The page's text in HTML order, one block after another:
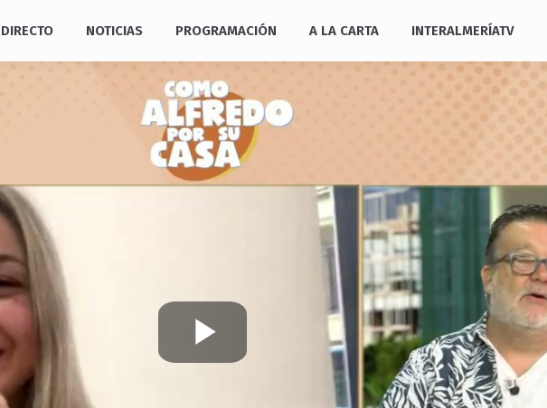
DIRECTO NOTICIAS PROGRAMACIÓN A LA CARTA INTERALMERÍATV
Play